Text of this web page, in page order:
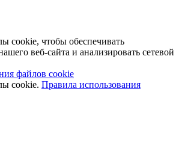
cookie, чтобы обеспечивать
веб-сайта и анализировать сетевой
файлов cookie
cookie. Правила использования